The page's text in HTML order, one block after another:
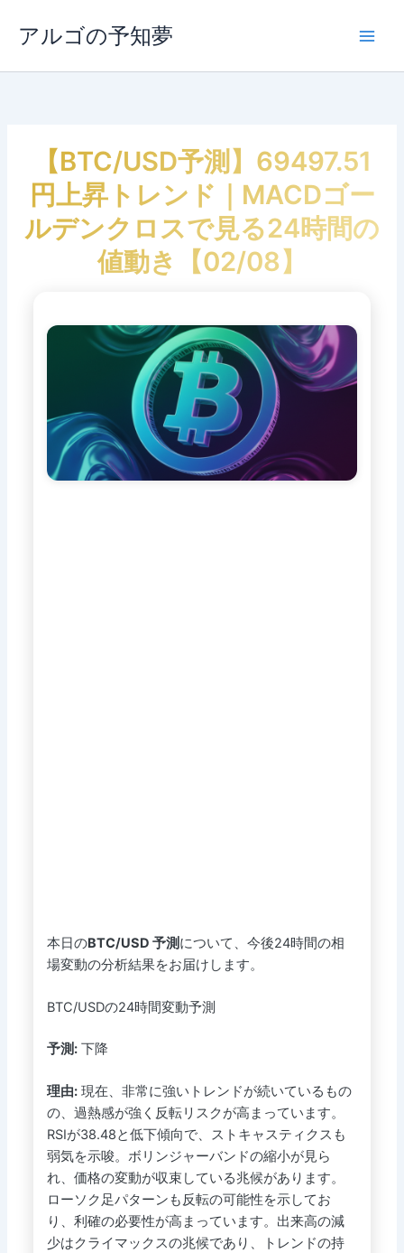
ス
アルゴの予知夢
【BTC/USD予測】69497.51
円上昇トレンド｜MACDゴー
ルデンクロスで見る24時間の
値動き【02/08】
本日のBTC/USD 予測について、今後24時間の相
場変動の分析結果をお届けします。
BTC/USDの24時間変動予測
予測:下降
理由:現在、非常に強いトレンドが続いているもの
の、過熱感が強く反転リスクが高まっています。
RSIが38.48と低下傾向で、ストキャスティクスも
弱気を示唆。ボリンジャーバンドの縮小が見ら
れ、価格の変動が収束している兆候があります。
ローソク足パターンも反転の可能性を示してお
り、利確の必要性が高まっています。出来高の減
少はクライマックスの兆候であり、トレンドの持